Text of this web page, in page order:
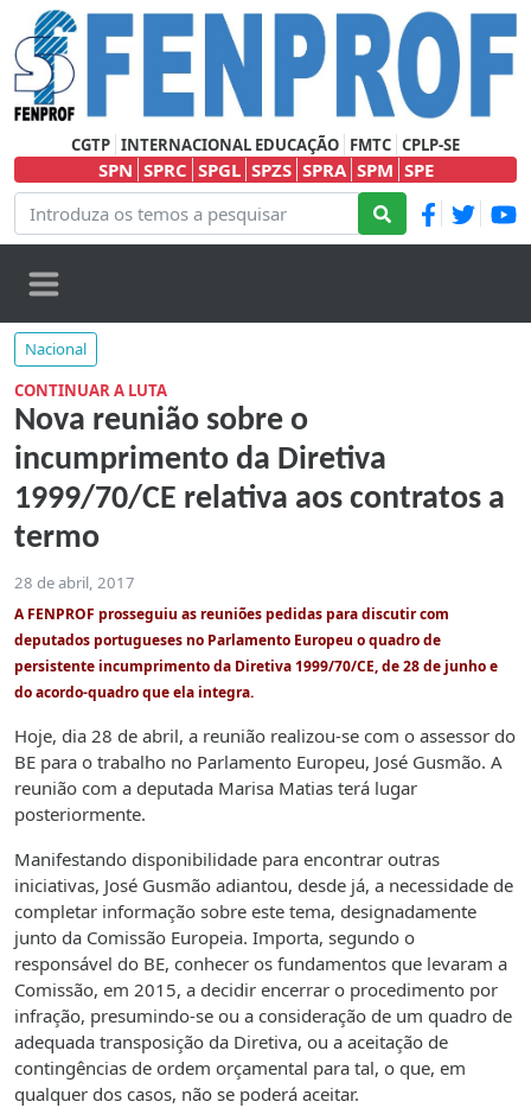
CGTP INTERNACIONAL EDUCAÇÃO FMTC CPLP-SE
SPN SPRC SPGL SPZS SPRA SPM SPE
Nacional
CONTINUAR A LUTA
Nova reunião sobre o
incumprimento da Diretiva
1999/70/CE relativa aos contratos a
termo
28 de abril, 2017
A FENPROF prosseguiu as reuniões pedidas para discutir com
deputados portugueses no Parlamento Europeu o quadro de
persistente incumprimento da Diretiva 1999/70/CE, de 28 de junho e
do acordo-quadro que ela integra.
Hoje, dia 28 de abril, a reunião realizou-se com o assessor do
BE para o trabalho no Parlamento Europeu, José Gusmão. A
reunião com a deputada Marisa Matias terá lugar
posteriormente.
Manifestando disponibilidade para encontrar outras
iniciativas, José Gusmão adiantou, desde já, a necessidade de
completar informação sobre este tema, designadamente
junto da Comissão Europeia. Importa, segundo o
responsável do BE, conhecer os fundamentos que levaram a
Comissão, em 2015, a decidir encerrar o procedimento por
infração, presumindo-se ou a consideração de um quadro de
adequada transposição da Diretiva, ou a aceitação de
contingências de ordem orçamental para tal, o que, em
qualquer dos casos, não se poderá aceitar.